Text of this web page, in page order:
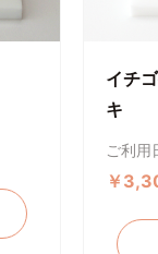
イチ
キ
ご利用
￥